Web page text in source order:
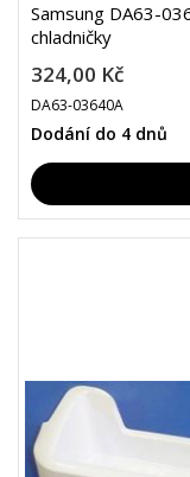
Samsung DA63-
chladničky
324,00 Kč
DA63-03640A
Dodání do 4 dnů